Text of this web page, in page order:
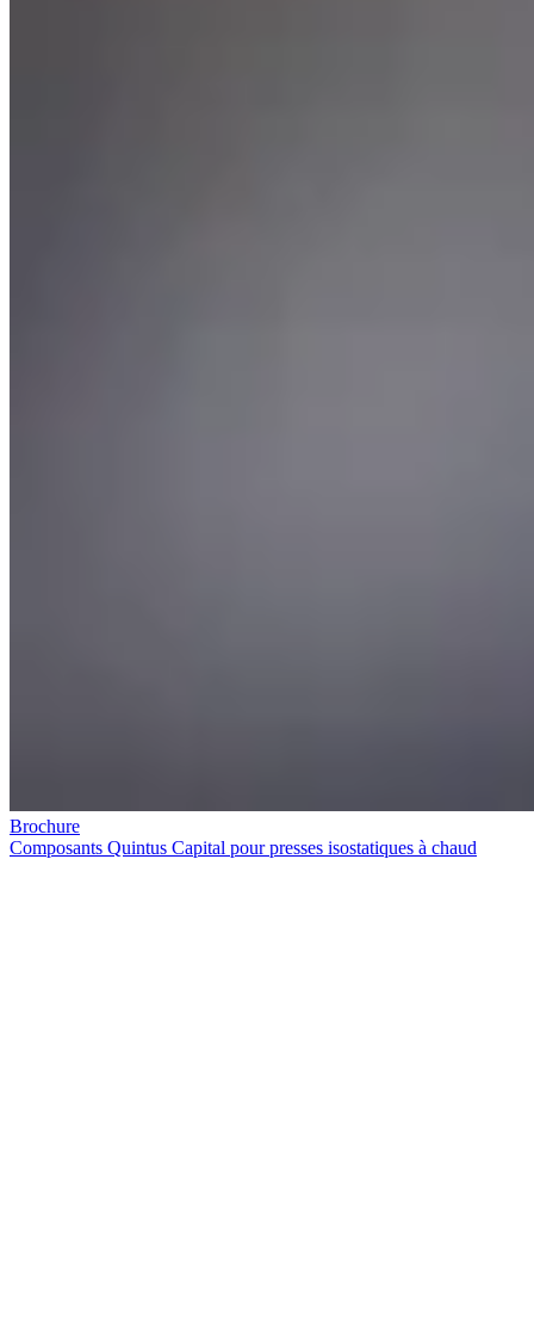
Brochure
Composants Quintus Capital pour presses isostatiques à chaud